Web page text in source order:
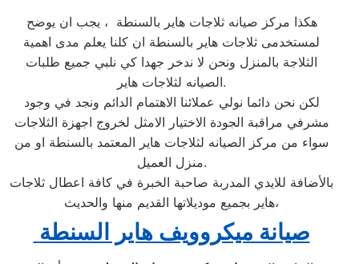
هكذا مركز صيانه ثلاجات هاير بالسنطة ، يجب ان يوضح
لمستخدمى ثلاجات هاير بالسنطة ان كلنا يعلم مدى اهمية
الثلاجة بالمنزل ونحن لا ندخر جهدا كي نلبي جميع طلبات
الصيانه لثلاجات هاير.
لكن نحن دائما نولي عملائنا الاهتمام الدائم ونجد في وجود
مشرفي مراقبة الجودة الاختيار الامثل لخروج اجهزة الثلاجات
سواء من مركز الصيانه لثلاجات هاير المعتمد بالسنطة او من
منزل العميل.
بالأضافة للايدي المدربة صاحبة الخبرة في كافة اعطال ثلاجات
هاير بجميع موديلاتها القديم منها والحديث،
صيانة ميكروويف هاير السنطة